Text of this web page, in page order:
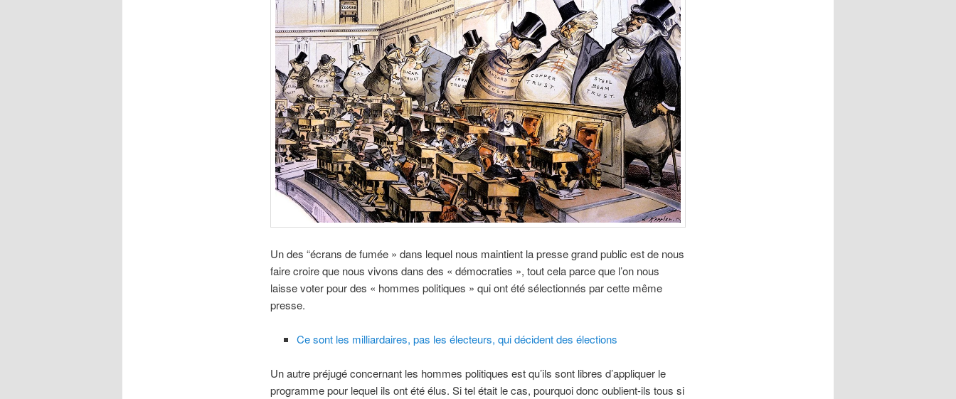
Un des “écrans de fumée » dans lequel nous maintient la presse grand public est de nous
faire croire que nous vivons dans des « démocraties », tout cela parce que l’on nous
laisse voter pour des « hommes politiques » qui ont été sélectionnés par cette même
presse.
Ce sont les milliardaires, pas les électeurs, qui décident des élections
Un autre préjugé concernant les hommes politiques est qu’ils sont libres d’appliquer le
programme pour lequel ils ont été élus. Si tel était le cas, pourquoi donc oublient-ils tous si